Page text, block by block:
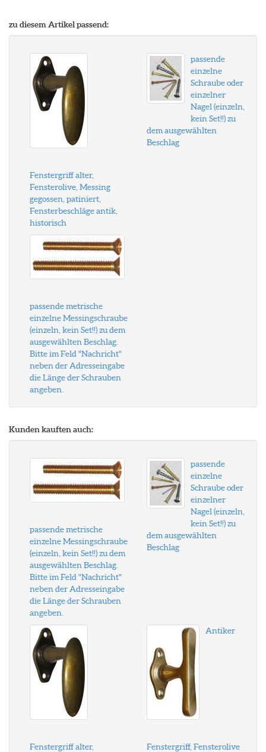
zu diesem Artikel passend:
Fenstergriff alter,
Fensterolive, Messing
gegossen, patiniert,
Fensterbeschläge antik,
historisch
passende
einzelne
Schraube oder
einzelner
Nagel (einzeln,
kein Set!!) zu
dem ausgewählten
Beschlag
passende metrische
einzelne Messingschraube
(einzeln, kein Set!!) zu dem
ausgewählten Beschlag.
Bitte im Feld "Nachricht"
neben der Adresseingabe
die Länge der Schrauben
angeben.
Kunden kauften auch:
passende metrische
einzelne Messingschraube
(einzeln, kein Set!!) zu dem
ausgewählten Beschlag.
Bitte im Feld "Nachricht"
neben der Adresseingabe
die Länge der Schrauben
angeben.
passende
einzelne
Schraube oder
einzelner
Nagel (einzeln,
kein Set!!) zu
dem ausgewählten
Beschlag
Fenstergriff alter,
Antiker
Fenstergriff, Fensterolive